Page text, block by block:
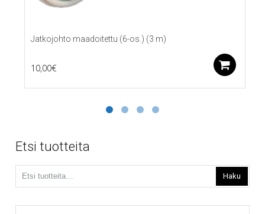
Jatkojohto maadoitettu (6-os.) (3 m)
10,00€
Etsi tuotteita
Haku